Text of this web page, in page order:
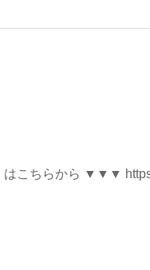
はこちらから ▼▼▼